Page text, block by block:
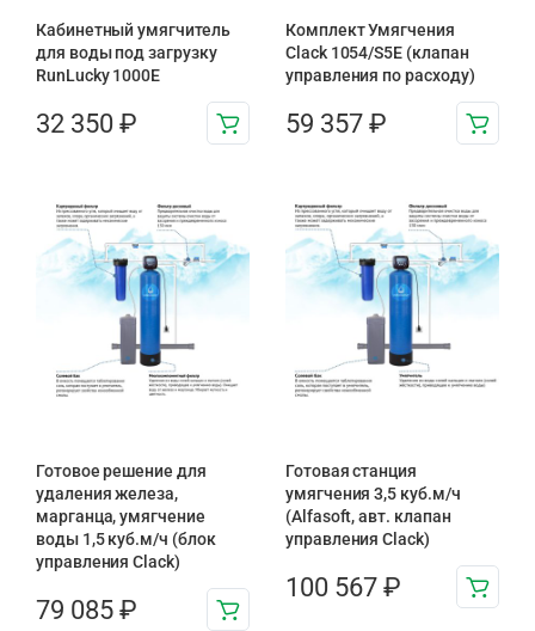
Кабинетный умягчитель
для воды под загрузку
RunLucky 1000Е
32 350 ₽
Комплект Умягчения
Clack 1054/S5E (клапан
управления по расходу)
59 357 ₽
Готовое решение для
удаления железа,
марганца, умягчение
воды 1,5 куб.м/ч (блок
управления Clack)
79 085 ₽
Готовая станция
умягчения 3,5 куб.м/ч
(Alfasoft, авт. клапан
управления Clack)
100 567 ₽